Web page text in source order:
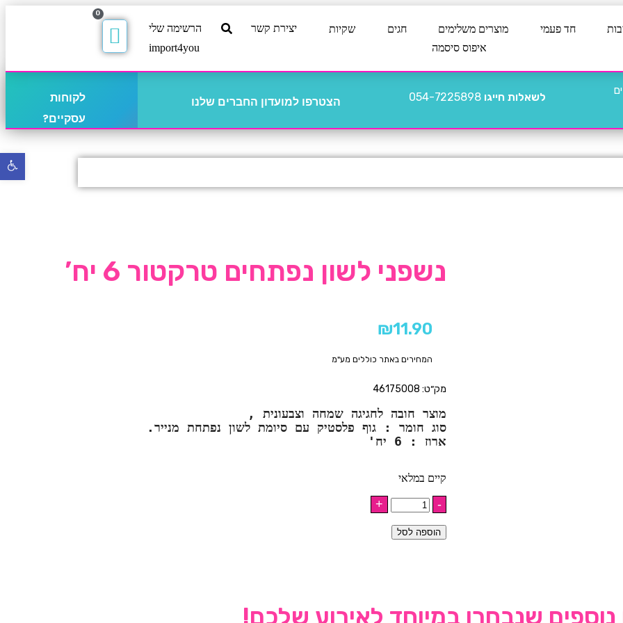
חד פעמי מוצרים משלימים חגים שקיות יצירת קשר
הרשימה שלי
איפוס סיסמה import4you
0
לשאלות חייגו 054-7225898 הצטרפו למועדון החברים שלנו
לקוחות
עסקיים?
נשפני לשון נפתחים טרקטור 6 יח’
₪11.90
המחירים באתר כוללים מע"מ
מק״ט: 46175008
מוצר חובה לחגיגה שמחה וצבעונית ,
סוג חומר : גוף פלסטיק עם סיומת לשון נפתחת מנייר.
ארוז : 6 יח'
קיים במלאי
הוספה לסל
נוספים שנבחרו במיוחד לאירוע שלכם!
פתח